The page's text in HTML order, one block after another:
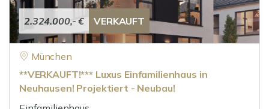
2.324.000,- € VERKAUFT
München
**VERKAUFT!*** Luxus Einfamilienhaus in
Neuhausen! Projektiert - Neubau!